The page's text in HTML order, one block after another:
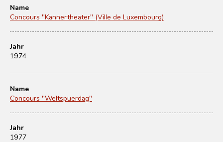
Name
Concours "Kannertheater" (Ville de Luxembourg)
Jahr
1974
Name
Concours "Weltspuerdag"
Jahr
1977